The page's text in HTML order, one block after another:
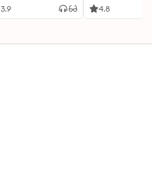
3.9 4.8